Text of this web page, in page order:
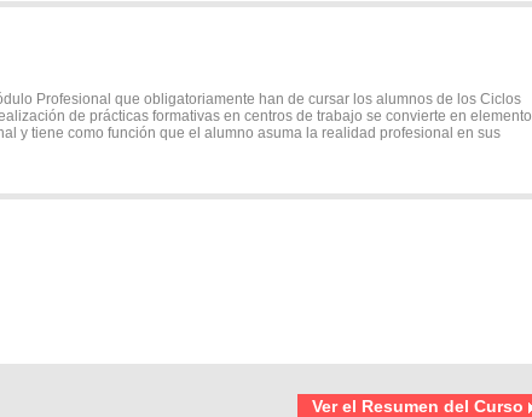
Profesional que obligatoriamente han de cursar los alumnos de los Ciclos
de prácticas formativas en centros de trabajo se convierte en elemento
y tiene como función que el alumno asuma la realidad profesional en sus
Ver el Resumen del Curso